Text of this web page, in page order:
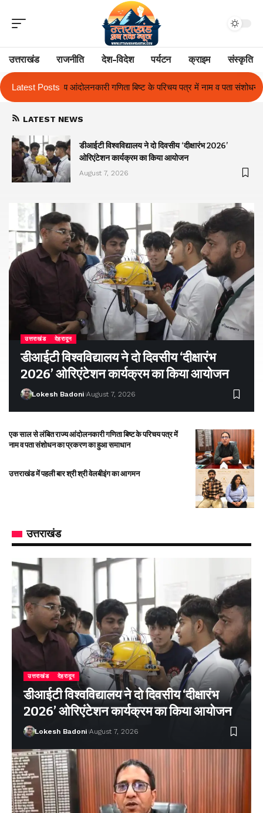
उत्तराखंड राजनीति देश-विदेश पर्यटन क्राइम संस्कृति
Latest Posts
के परिचय पत्र में नाम व पता संशोधन का प्रकरण का हुआ समाधान
LATEST NEWS
डीआईटी विश्वविद्यालय ने दो दिवसीय ‘दीक्षारंभ 2026’
ओरिएंटेशन कार्यक्रम का किया आयोजन
August 7, 2026
उत्तराखंड देहरादून
डीआईटी विश्वविद्यालय ने दो दिवसीय ‘दीक्षारंभ
2026’ ओरिएंटेशन कार्यक्रम का किया आयोजन
Lokesh Badoni August 7, 2026
एक साल से लंबित राज्य आंदोलनकारी गणिता बिष्ट के परिचय पत्र में
नाम व पता संशोधन का प्रकरण का हुआ समाधान
उत्तराखंड में पहली बार श्री श्री वेलबीइंग का आगमन
उत्तराखंड
उत्तराखंड देहरादून
डीआईटी विश्वविद्यालय ने दो दिवसीय ‘दीक्षारंभ
2026’ ओरिएंटेशन कार्यक्रम का किया आयोजन
Lokesh Badoni August 7, 2026